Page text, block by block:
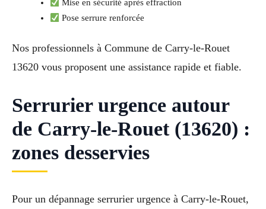
Mise en sécurité après effraction
Pose serrure renforcée
Nos professionnels à Commune de Carry-le-Rouet
13620 vous proposent une assistance rapide et fiable.
Serrurier urgence autour
de Carry-le-Rouet (13620) :
zones desservies
Pour un dépannage serrurier urgence à Carry-le-Rouet,